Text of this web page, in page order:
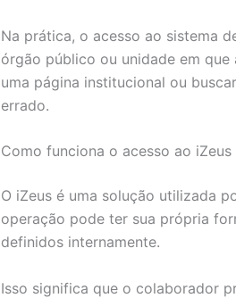
Na prática, o acesso ao sistema
órgão público ou unidade em
uma página institucional ou
errado.
Como funciona o acesso ao iZeus
O iZeus é uma solução utilizada
operação pode ter sua própria
definidos internamente.
Isso significa que o colaborador